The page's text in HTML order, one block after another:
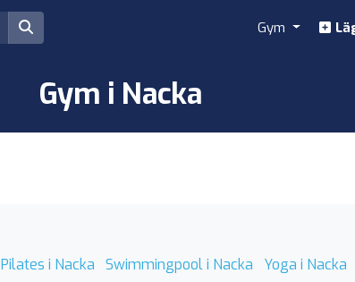
Gym
Gym i Nacka
Pilates i Nacka Swimmingpool i Nacka Yoga i Nacka